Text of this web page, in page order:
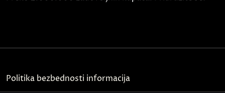
Politika bezbednosti informacija